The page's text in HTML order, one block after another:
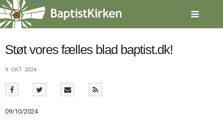
Spring
menu
over
gå
indhold Vend
forsiden
1.0:
Forside
Støt vores fælles blad baptist.dk!
9. OKT. 2024
09/10/2024